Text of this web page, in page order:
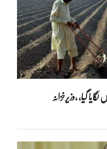
گیا، ،وزیرخزانہ